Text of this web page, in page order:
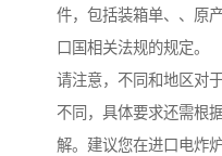
件，包括装箱单、、原
口国相关法规的规定。
请注意，不同和地区对
不同，具体要求还需根
解。建议您在进口电炸